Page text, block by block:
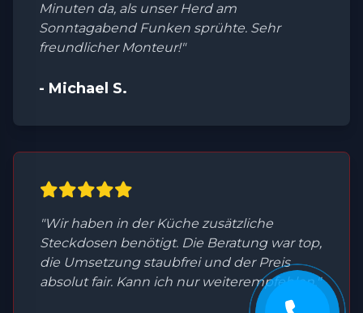
Minuten da, als unser Herd am
Sonntagabend Funken sprühte. Sehr
freundlicher Monteur!"
- Michael S.
"Wir haben in der Küche zusätzliche
Steckdosen benötigt. Die Beratung war top,
die Umsetzung staubfrei und der Preis
absolut fair. Kann ich nur weiterempfehlen."